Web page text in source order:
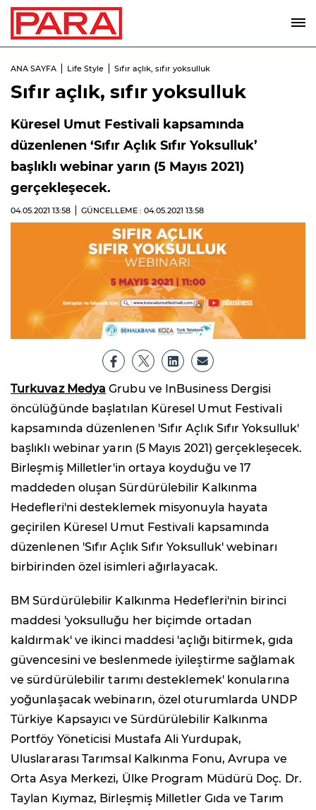
ANA SAYFA Life Style Sıfır açlık, sıfır yoksulluk
Sıfır açlık, sıfır yoksulluk
Küresel Umut Festivali kapsamında
düzenlenen ‘Sıfır Açlık Sıfır Yoksulluk’
başlıklı webinar yarın (5 Mayıs 2021)
gerçekleşecek.
04.05.2021 13:58 GÜNCELLEME : 04.05.2021 13:58
Turkuvaz Medya Grubu ve InBusiness Dergisi
öncülüğünde başlatılan Küresel Umut Festivali
kapsamında düzenlenen 'Sıfır Açlık Sıfır Yoksulluk'
başlıklı webinar yarın (5 Mayıs 2021) gerçekleşecek.
Birleşmiş Milletler'in ortaya koyduğu ve 17
maddeden oluşan Sürdürülebilir Kalkınma
Hedefleri'ni desteklemek misyonuyla hayata
geçirilen Küresel Umut Festivali kapsamında
düzenlenen 'Sıfır Açlık Sıfır Yoksulluk' webinarı
birbirinden özel isimleri ağırlayacak.
BM Sürdürülebilir Kalkınma Hedefleri'nin birinci
maddesi 'yoksulluğu her biçimde ortadan
kaldırmak' ve ikinci maddesi 'açlığı bitirmek, gıda
güvencesini ve beslenmede iyileştirme sağlamak
ve sürdürülebilir tarımı desteklemek' konularına
yoğunlaşacak webinarın, özel oturumlarda UNDP
Türkiye Kapsayıcı ve Sürdürülebilir Kalkınma
Portföy Yöneticisi Mustafa Ali Yurdupak,
Uluslararası Tarımsal Kalkınma Fonu, Avrupa ve
Orta Asya Merkezi, Ülke Program Müdürü Doç. Dr.
Taylan Kıymaz, Birleşmiş Milletler Gıda ve Tarım